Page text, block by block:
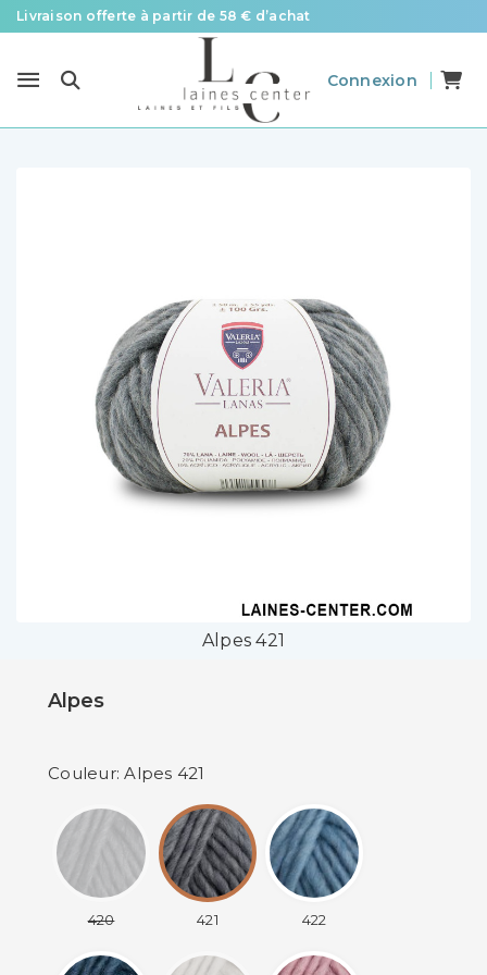
Livraison offerte à partir de 58 € d’achat
Des fils de qualité à tous les prix pour toutes vos envies !
Connexion
Alpes 421
Alpes
Couleur: Alpes 421
420 421 422